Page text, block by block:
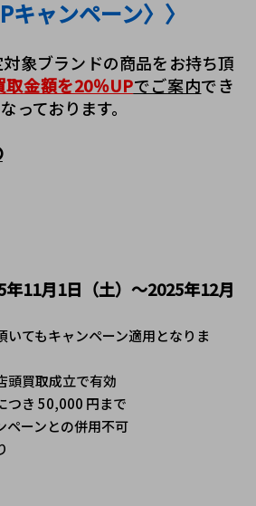
ャンペーン〉〉
象ブランドの商品をお持ち頂
取金額を20％UPでご案内でき
っております。
11月1日（土）～2025年12月
てもキャンペーン適用となりま
頭買取成立で有効
つき 50,000 円まで
ーンとの併用不可